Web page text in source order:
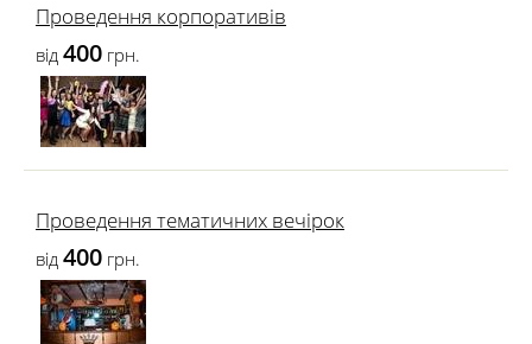
Проведення корпоративів
від 400 грн.
Проведення тематичних вечірок
від 400 грн.